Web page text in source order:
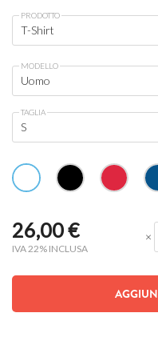
PRODOTTO
MODELLO
TAGLIA
26,00€
IVA 22% INCLUSA
×